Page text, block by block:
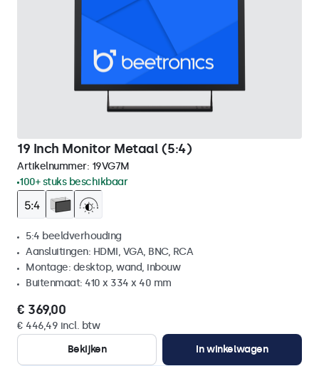
19 Inch Monitor Metaal (5:4)
Artikelnummer: 19VG7M
100+ stuks beschikbaar
5:4 beeldverhouding
Aansluitingen: HDMI, VGA, BNC, RCA
Montage: desktop, wand, inbouw
Buitenmaat: 410 x 334 x 40 mm
€ 369,00
€ 446,49 incl. btw
Bekijken
In winkelwagen